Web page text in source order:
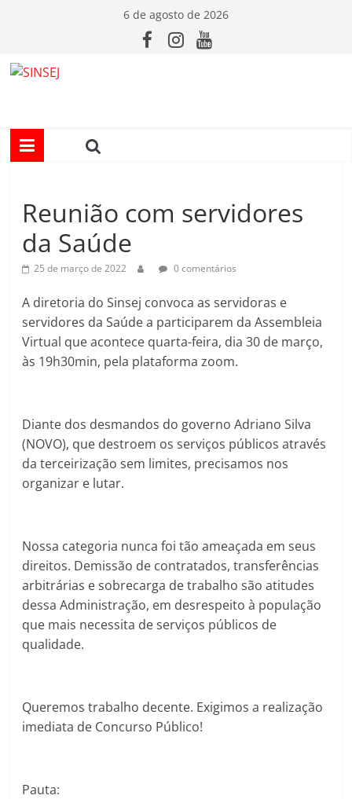
conteúdo
6 de agosto de 2026
I
S
E
Reunião com servidores
da Saúde
25 de março de 2022 0 comentários
A diretoria do Sinsej convoca as servidoras e
servidores da Saúde a participarem da Assembleia
Virtual que acontece quarta-feira, dia 30 de março,
às 19h30min, pela plataforma zoom.
Diante dos desmandos do governo Adriano Silva
(NOVO), que destroem os serviços públicos através
da terceirização sem limites, precisamos nos
organizar e lutar.
Nossa categoria nunca foi tão ameaçada em seus
direitos. Demissão de contratados, transferências
arbitrárias e sobrecarga de trabalho são atitudes
dessa Administração, em desrespeito à população
que mais necessita de serviços públicos de
qualidade.
Queremos trabalho decente. Exigimos a realização
imediata de Concurso Público!
Pauta: